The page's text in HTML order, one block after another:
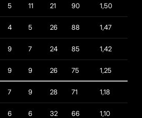
5 11 21 90 1,50
4 5 26 88 1,47
9 7 24 85 1,42
9 9 26 75 1,25
7 9 28 71 1,18
6 6 32 66 1,10